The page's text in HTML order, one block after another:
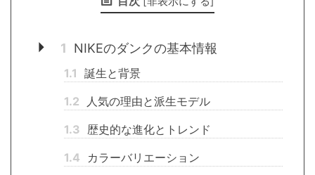
1 NIKEのダンクの基本情報
1.1 誕生と背景
1.2
人気の理由と派生モデル
1.3 歴史的な進化とトレンド
1.4
カラーバリエーション